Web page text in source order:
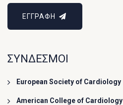
ΕΓΓΡΑΦΗ
ΣΥΝΔΕΣΜΟΙ
European Society of Cardiology
American College of Cardiology